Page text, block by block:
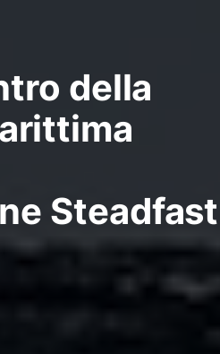
della
Steadfast